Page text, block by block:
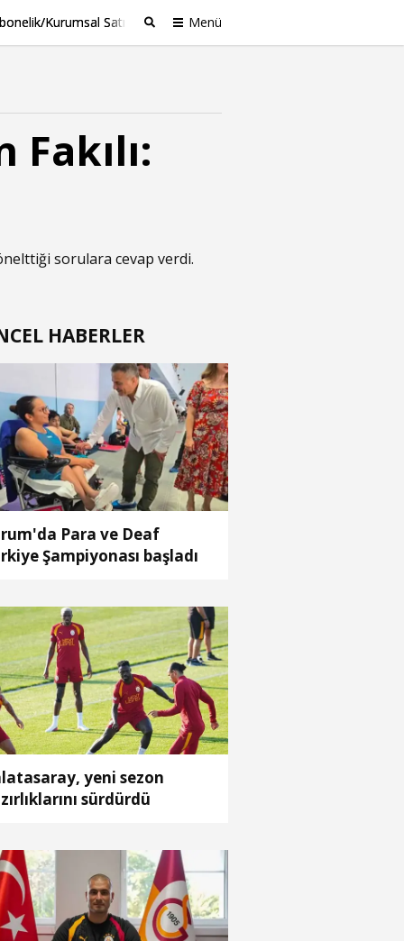
Kurumsal Satış Menü
sorulara cevap verdi.
HABERLER
Para ve Deaf
Şampiyonası başladı
yeni sezon
sürdürdü